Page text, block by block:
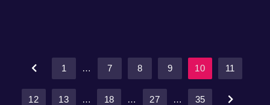
1 … 7 8 9 10 11
12 13 … 18 … 27 … 35